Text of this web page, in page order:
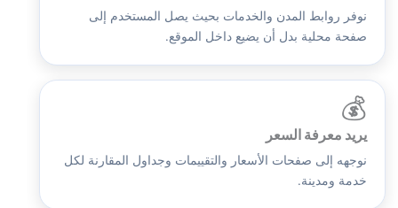
نوفر روابط المدن والخدمات بحيث يصل المستخدم إلى
صفحة محلية بدل أن يضيع داخل الموقع.
💰
يريد معرفة السعر
نوجهه إلى صفحات الأسعار والتقييمات وجداول المقارنة لكل
خدمة ومدينة.